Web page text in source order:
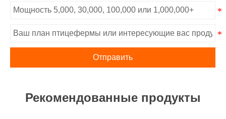
Отправить
Рекомендованные продукты